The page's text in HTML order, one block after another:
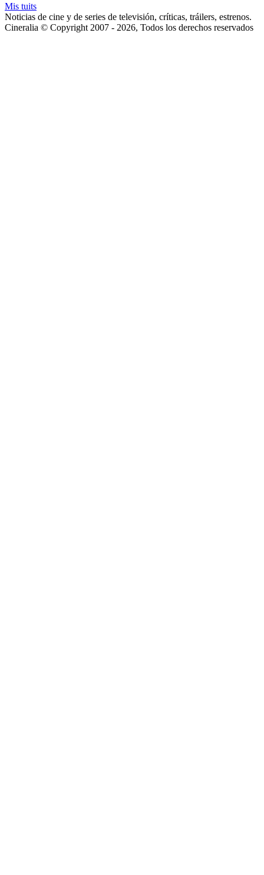
Mis tuits
Noticias de cine y de series de televisión, críticas, tráilers, estrenos.
Cineralia © Copyright 2007 - 2026, Todos los derechos reservados